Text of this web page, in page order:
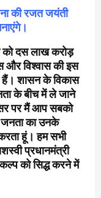
की रजत जयंती
को दस लाख करोड़
और विश्वास की इस
हैं। शासन के विकास
के बीच में ले जाने
पर मैं आप सबको
जनता का उनके
हूं। हम सभी
प्रधानमंत्री
को सिद्ध करने में